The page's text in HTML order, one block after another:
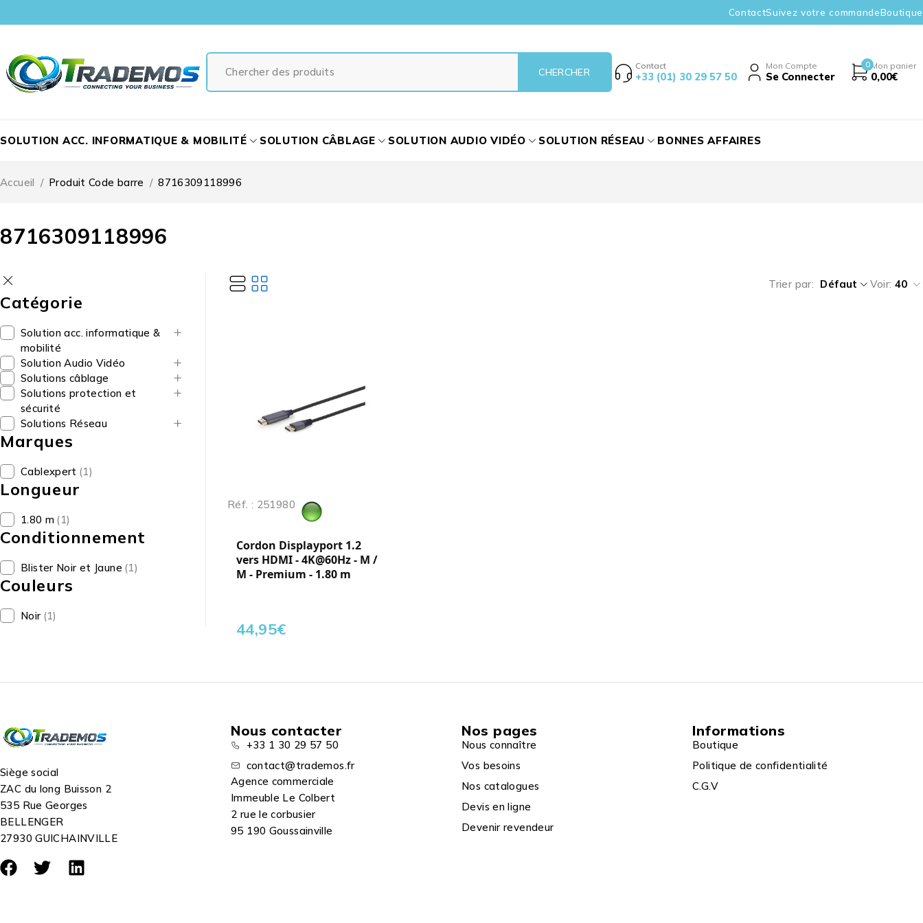
ContactSuivez votre commandeBoutique
Contact
+33 (01) 30 29 57 50
Mon Compte
Se Connecter
0 Mon panier
0,00€
SOLUTION ACC. INFORMATIQUE & MOBILITÉ SOLUTION CÂBLAGE SOLUTION AUDIO VIDÉO SOLUTION RÉSEAU BONNES AFFAIRES
8716309118996
Accueil / Produit Code barre / 8716309118996
Catégorie
Solution acc. informatique &
mobilité
Solution Audio Vidéo
Solutions câblage
Solutions protection et
sécurité
Solutions Réseau
Marques
Cablexpert (1)
Longueur
1.80 m (1)
Conditionnement
Blister Noir et Jaune (1)
Couleurs
Noir (1)
Trier par Défaut Voir: 40
Réf. : 251980
Cordon Displayport 1.2
vers HDMI - 4K@60Hz - M /
M - Premium - 1.80 m
44,95€
Siège social
ZAC du long Buisson 2
535 Rue Georges
BELLENGER
27930 GUICHAINVILLE
Nous contacter
+33 1 30 29 57 50
contact@trademos.fr
Agence commerciale
Immeuble Le Colbert
2 rue le corbusier
95 190 Goussainville
Nos pages
Nous connaître
Vos besoins
Nos catalogues
Devis en ligne
Devenir revendeur
Informations
Boutique
Politique de confidentialité
C.G.V